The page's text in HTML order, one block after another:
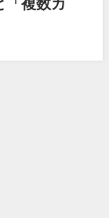
「複数カ